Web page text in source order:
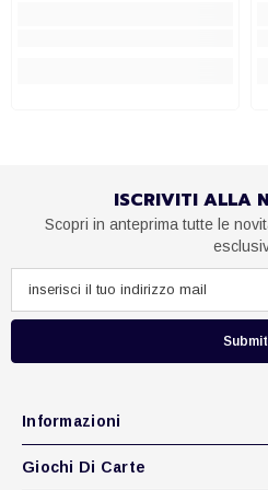
ISCRIVITI ALLA
Scopri in anteprima tutte le
Submit
Informazioni
Giochi Di Carte